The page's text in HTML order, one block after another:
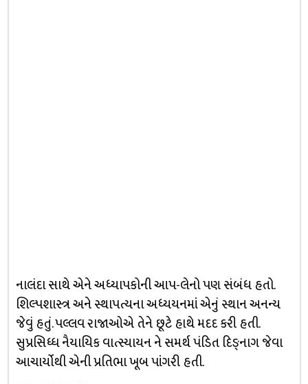
નાલંદા સાથે એને અધ્યાપકોની આપ-લેનો પણ સંબંધ હતો.
શિલ્પશાસ્ત્ર અને સ્થાપત્યના અધ્યયનમાં એનું સ્થાન અનન્ય
જેવું હતું. પલ્લવ રાજાઓએ તેને છૂટે હાથે મદદ કરી હતી.
સુપ્રસિધ્ધ નૈયાયિક વાત્સ્યાયન ને સમર્થ પંડિત દિઙ્‌નાગ જેવા
આચાર્યોથી એની પ્રતિભા ખૂબ પાંગરી હતી.